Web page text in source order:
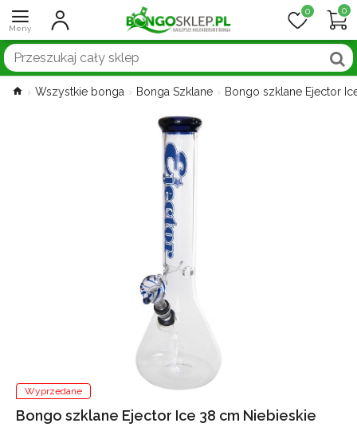
0 0
Wszystkie bonga Bonga Szklane Bongo szklane Ejector
Wyprzedane
Bongo szklane Ejector Ice 38 cm Niebieskie